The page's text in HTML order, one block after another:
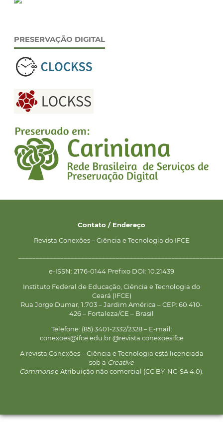
PRESERVAÇÃO DIGITAL
Contato / Endereço
Revista Conexões – Ciência e Tecnologia do IFCE
e-ISSN: 2176-0144 Prefixo DOI: 10.21439
Instituto Federal de Educação, Ciência e Tecnologia do
Ceará (IFCE)
Rua Jorge Dumar, 1.703 – Jardim América – CEP: 60.410-
426 – Fortaleza/CE – Brasil
Telefone: (85) 3401-2332/2328 – E-mail:
conexoes@ifce.edu.br @revista.conexoesifce
A revista Conexões – Ciência e Tecnologia está licenciada
sob a Creative
Commonse Atribuição não comercial (CC BY-NC-SA 4.0).